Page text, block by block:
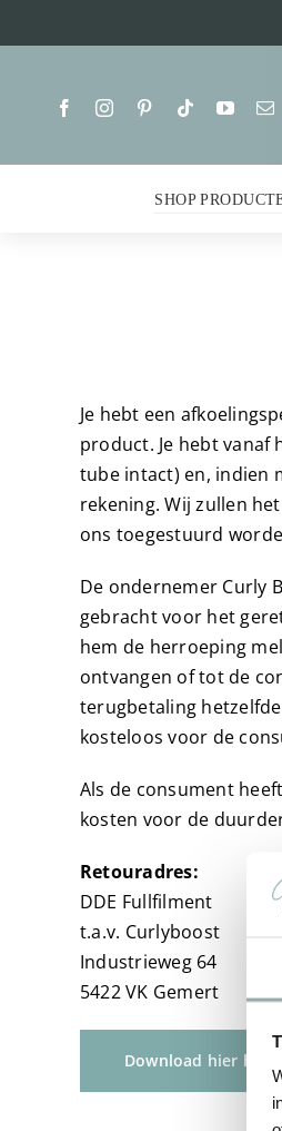
naar
SHOP
Je hebt een
product. Je hebt
tube intact) en, indien
rekening. Wij zullen
ons toegestuurd
De ondernemer Curly
gebracht voor het
hem de herroeping
ontvangen of tot de
terugbetaling
kosteloos voor de
Als de consument
kosten voor de
Retouradres:
DDE Fullfilment
t.a.v. Curlyboost
Industrieweg 64
5422 VK Gemert
Download hier het